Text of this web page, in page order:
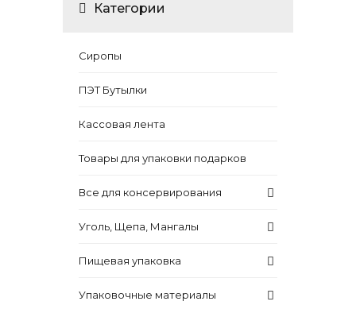
Категории
Сиропы
ПЭТ Бутылки
Кассовая лента
Товары для упаковки подарков
Все для консервирования
Уголь, Щепа, Мангалы
Пищевая упаковка
Упаковочные материалы